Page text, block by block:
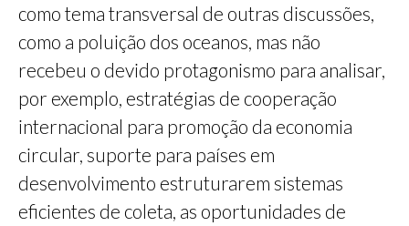
como tema transversal de outras discussões,
como a poluição dos oceanos, mas não
recebeu o devido protagonismo para analisar,
por exemplo, estratégias de cooperação
internacional para promoção da economia
circular, suporte para países em
desenvolvimento estruturarem sistemas
eficientes de coleta, as oportunidades de